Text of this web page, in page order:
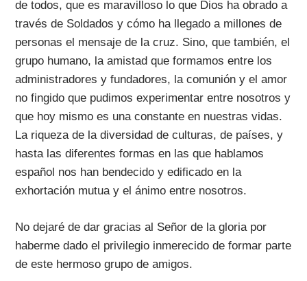
de todos, que es maravilloso lo que Dios ha obrado a
través de Soldados y cómo ha llegado a millones de
personas el mensaje de la cruz. Sino, que también, el
grupo humano, la amistad que formamos entre los
administradores y fundadores, la comunión y el amor
no fingido que pudimos experimentar entre nosotros y
que hoy mismo es una constante en nuestras vidas.
La riqueza de la diversidad de culturas, de países, y
hasta las diferentes formas en las que hablamos
español nos han bendecido y edificado en la
exhortación mutua y el ánimo entre nosotros.
No dejaré de dar gracias al Señor de la gloria por
haberme dado el privilegio inmerecido de formar parte
de este hermoso grupo de amigos.